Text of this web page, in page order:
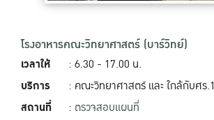
โรงอาหารคณะวิทยาศาสตร์ (บาร์วิทย์)
เวลาให้
บริการ
สถานที่
: 6.30 - 17.00 น.
: คณะวิทยาศาสตร์ และ ใกล้กับศร.1
: ตรวจสอบแผนที่